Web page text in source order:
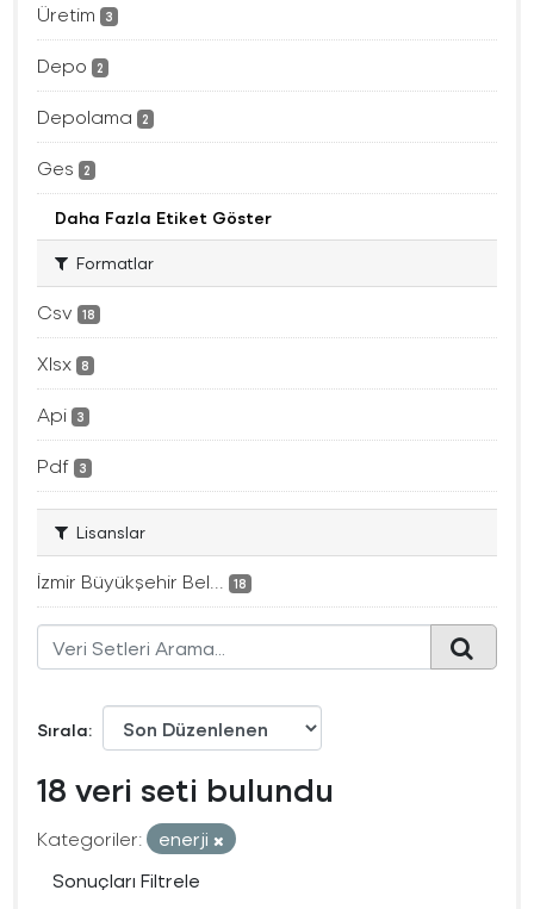
Üretim 3
Depo 2
Depolama 2
Ges 2
Daha Fazla Etiket Göster
Formatlar
Csv 18
Xlsx 8
Api 3
Pdf 3
Lisanslar
İzmir Büyükşehir Bel... 18
Sırala
18 veri seti bulundu
Kategoriler:
enerji
Sonuçları Filtrele